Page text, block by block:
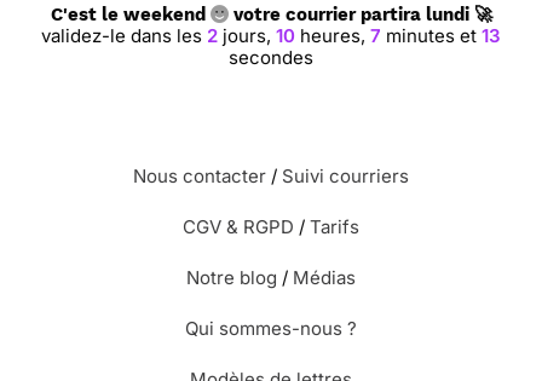
C'est le weekend votre courrier partira lundi 🚀
validez-le dans les 2 jours, 10 heures, 7 minutes et 13
secondes
Nous contacter / Suivi courriers
CGV & RGPD / Tarifs
Notre blog / Médias
Qui sommes-nous ?